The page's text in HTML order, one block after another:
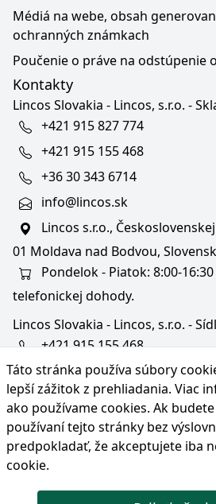
Táto stránka používa súbory
lepší zážitok z prehliadania. Viac
ako používame cookies. Ak
používaní tejto stránky bez
predpokladať, že akceptujete iba
cookie.
Médiá na webe, obsah
ochranných známkach
Poučenie o práve na odstúpenie
Kontakty
Lincos Slovakia - Lincos, s.r.o. -
+421 915 827 774
+421 915 155 468
+36 30 343 6714
info@lincos.sk
Lincos s.r.o.,
01 Moldava nad Bodvou,
Pondelok - Piatok: 8:00-
telefonickej dohody.
Lincos Slovakia - Lincos, s.r.o. -
+421 915 155 468
+36/30 343 6714
bratislava@lincos.sk
Lincos s.r.o., Rustaveliho 4,
Rača, Slovensko
Iba sídlo firmy